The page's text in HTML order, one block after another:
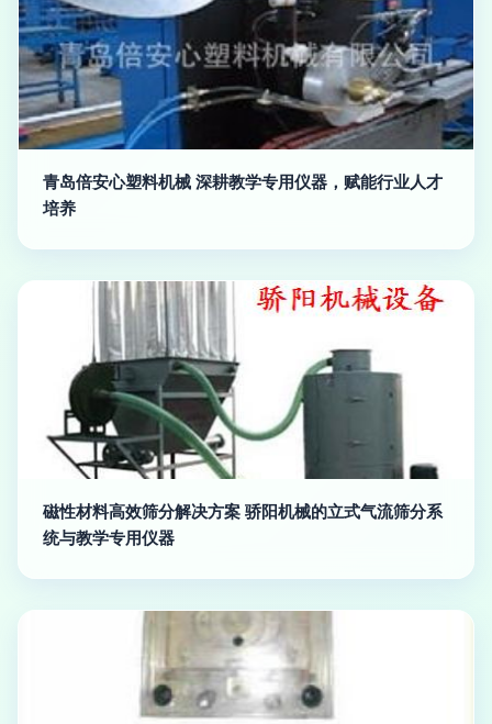
青岛倍安心塑料机械 深耕教学专用仪器，赋能行业人才
培养
磁性材料高效筛分解决方案 骄阳机械的立式气流筛分系
统与教学专用仪器